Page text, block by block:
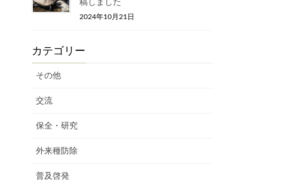
稿しました
2024年10月21日
カテゴリー
その他
交流
保全・研究
外来種防除
普及啓発